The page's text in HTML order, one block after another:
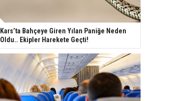
Kars’ta Bahçeye Giren Yılan Paniğe Neden
Oldu.. Ekipler Harekete Geçti!